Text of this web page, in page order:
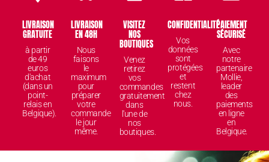
LIVRAISON
GRATUITE
à partir
de 49
euros
d'achat
(dans un
point-
relais en
Belgique).
LIVRAISON
EN 48H
Nous
faisons
le
maximum
pour
préparer
votre
commande
le jour
même.
VISITEZ
NOS
BOUTIQUES
Venez
retirez
vos
commandes
gratuitement
dans
l'une de
nos
boutiques.
CONFIDENTIALITÉ
Vos
données
sont
protégées
et
restent
chez
nous.
PAIEMENT
SÉCURISÉ
Avec
notre
partenaire
Mollie,
leader
des
paiements
en ligne
en
Belgique.